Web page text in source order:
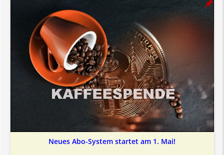
Neues Abo-System startet am 1. Mai!